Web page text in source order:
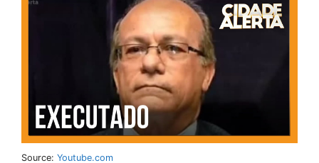
Source: Youtube.com